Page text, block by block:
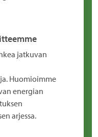
jatkuvan
Huomioimme
energian
arjessa.